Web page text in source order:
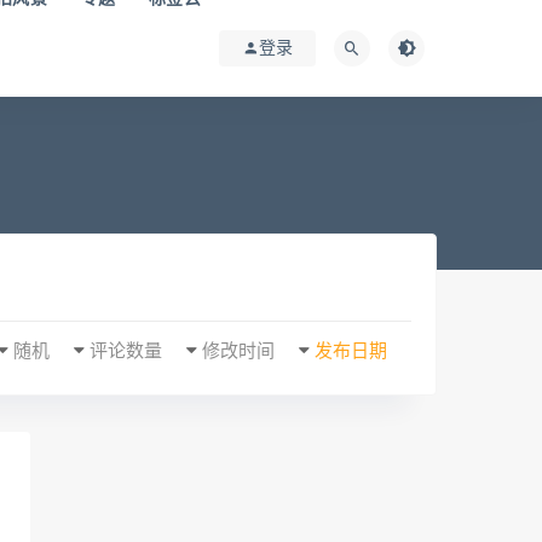
登录
发布日期
修改时间
评论数量
随机